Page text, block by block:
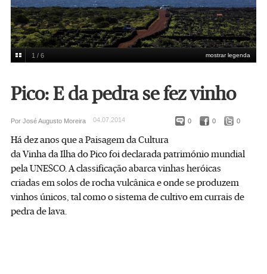
Miguel Manso
mostrar legenda
1 / 6
Pico: E da pedra se fez vinho
0 0 0
Por José Augusto Moreira 04.07.2014
Há dez anos que a Paisagem da Cultura
da Vinha da Ilha do Pico foi declarada património mundial
pela UNESCO. A classificação abarca vinhas heróicas
criadas em solos de rocha vulcânica e onde se produzem
vinhos únicos, tal como o sistema de cultivo em currais de
pedra de lava.